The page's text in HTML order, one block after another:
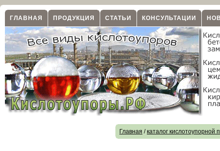
ГЛАВНАЯ ПРОДУКЦИЯ СТАТЬИ КОНСУЛЬТАЦИИ
Главная /каталог кислотоупорной